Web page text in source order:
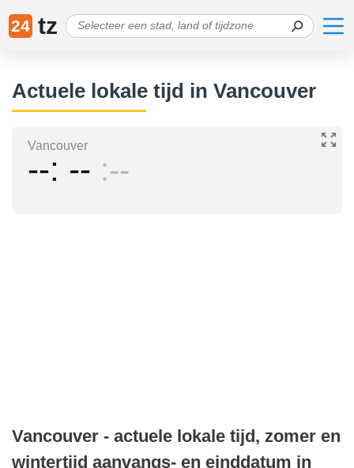
24 tz
Actuele lokale tijd in Vancouver
Vancouver
-- -- --
Vancouver - actuele lokale tijd, zomer en
wintertijd aanvangs- en einddatum in